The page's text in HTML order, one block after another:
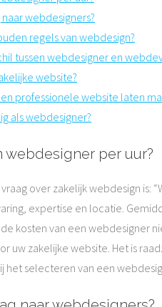
webdesigners?
regels van webdesign?
tussen webdesigner en
website?
professionele website laten
als webdesigner?
webdesigner per uur?
over zakelijk webdesign is:
expertise en locatie.
kosten van een webdesigner
uw zakelijke website. Het is
het selecteren van een